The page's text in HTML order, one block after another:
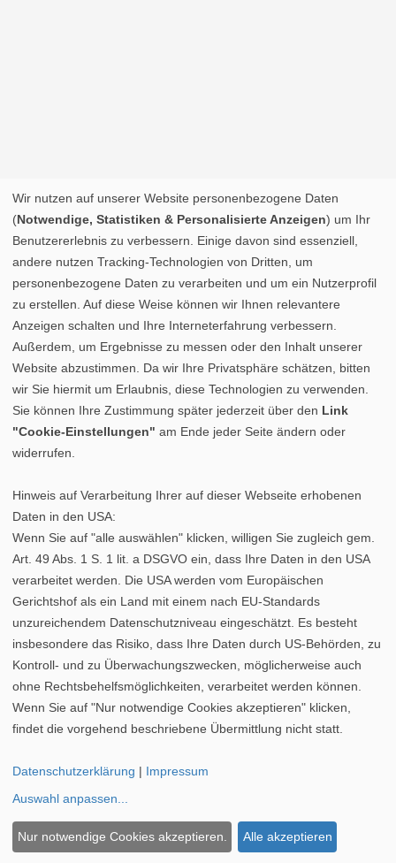
Datenschutz | Cookie-Einstellungen |
Impressum
©vipex.de
Pollenkarte Thüringen
Pollenkarte Sachsen-Anhalt
Pollenvorhersage Städte
Wir nutzen auf unserer Website personenbezogene Daten
(Notwendige, Statistiken & Personalisierte Anzeigen) um Ihr
Benutzererlebnis zu verbessern. Einige davon sind essenziell,
andere nutzen Tracking-Technologien von Dritten, um
personenbezogene Daten zu verarbeiten und um ein Nutzerprofil
zu erstellen. Auf diese Weise können wir Ihnen relevantere
Anzeigen schalten und Ihre Interneterfahrung verbessern.
Außerdem, um Ergebnisse zu messen oder den Inhalt unserer
Website abzustimmen. Da wir Ihre Privatsphäre schätzen, bitten
wir Sie hiermit um Erlaubnis, diese Technologien zu verwenden.
Sie können Ihre Zustimmung später jederzeit über den Link
"Cookie-Einstellungen" am Ende jeder Seite ändern oder
widerrufen.
Hinweis auf Verarbeitung Ihrer auf dieser Webseite erhobenen
Daten in den USA:
Wenn Sie auf "alle auswählen" klicken, willigen Sie zugleich gem.
Art. 49 Abs. 1 S. 1 lit. a DSGVO ein, dass Ihre Daten in den USA
verarbeitet werden. Die USA werden vom Europäischen
Gerichtshof als ein Land mit einem nach EU-Standards
unzureichendem Datenschutzniveau eingeschätzt. Es besteht
insbesondere das Risiko, dass Ihre Daten durch US-Behörden, zu
Kontroll- und zu Überwachungszwecken, möglicherweise auch
ohne Rechtsbehelfsmöglichkeiten, verarbeitet werden können.
Wenn Sie auf "Nur notwendige Cookies akzeptieren" klicken,
findet die vorgehend beschriebene Übermittlung nicht statt.
Datenschutzerklärung | Impressum
Auswahl anpassen
Nur notwendige Cookies akzeptieren. Alle akzeptieren